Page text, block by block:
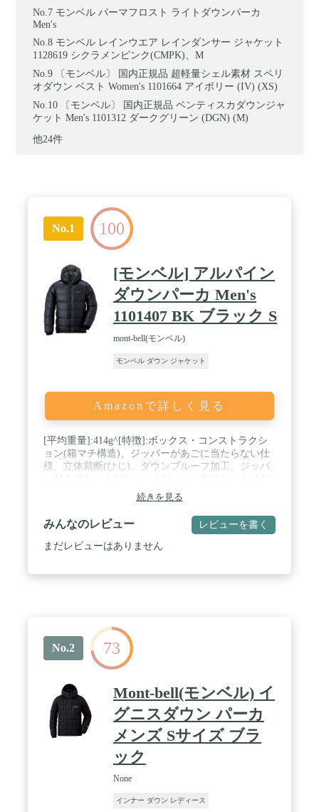
モンベル パーマフロスト ライトダウンパーカ
Men's
モンベル レインウエア レインダンサー ジャケット
1128619 シクラメンピンク(CMPK)、M
〔モンベル〕 国内正規品 超軽量シェル素材 スペリ
オダウン ベスト Women's 1101664 アイボリー (IV) (XS)
〔モンベル〕 国内正規品 ベンティスカダウンジャ
ケット Men's 1101312 ダークグリーン (DGN) (M)
他24件
No.1 100
[モンベル] アルパイン
ダウンパーカ Men's
1101407 BK ブラック S
mont-bell(モンベル)
モンベル ダウン ジャケット
Amazonで詳しく見る
[平均重量]:414g^[特徴]:ボックス・コンストラクシ
ョン(箱マチ構造)、ジッパーがあごに当たらない仕
様、立体裁断(ひじ)、ダウンプルーフ加工、ジッパ
毛地を付けたハンドウォーマー使用、リードインコ
ード・システム、スタッフバ・^[収納サイ
ズ]:φ13×24cm^[サイズレンジ]:S、M、L、XL^~[Sサ
イズ]:身長155165cm、胸囲8690cm~^~[Mサイズ]:身
長165175cm、胸囲9095cm~^~[Lサイズ]:身長
続きを見る
みんなのレビュー レビューを書く
まだレビューはありません
No.2 73
Mont-bell(モンベル) イ
グニスダウン パーカ
メンズ Sサイズ ブラ
ック
None
インナー ダウン レディース